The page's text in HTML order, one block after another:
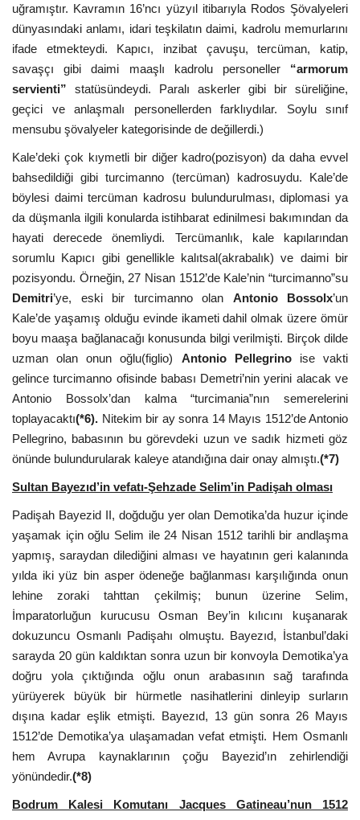
uğramıştır. Kavramın 16’ncı yüzyıl itibarıyla Rodos Şövalyeleri
dünyasındaki anlamı, idari teşkilatın daimi, kadrolu memurlarını
ifade etmekteydi. Kapıcı, inzibat çavuşu, tercüman, katip,
savaşçı gibi daimi maaşlı kadrolu personeller “armorum
servienti” statüsündeydi. Paralı askerler gibi bir süreliğine,
geçici ve anlaşmalı personellerden farklıydılar. Soylu sınıf
mensubu şövalyeler kategorisinde de değillerdi.)
Kale’deki çok kıymetli bir diğer kadro(pozisyon) da daha evvel
bahsedildiği gibi turcimanno (tercüman) kadrosuydu. Kale’de
böylesi daimi tercüman kadrosu bulundurulması, diplomasi ya
da düşmanla ilgili konularda istihbarat edinilmesi bakımından da
hayati derecede önemliydi. Tercümanlık, kale kapılarından
sorumlu Kapıcı gibi genellikle kalıtsal(akrabalık) ve daimi bir
pozisyondu. Örneğin, 27 Nisan 1512’de Kale’nin “turcimanno”su
Demitri’ye, eski bir turcimanno olan Antonio Bossolx’un
Kale’de yaşamış olduğu evinde ikameti dahil olmak üzere ömür
boyu maaşa bağlanacağı konusunda bilgi verilmişti. Birçok dilde
uzman olan onun oğlu(figlio) Antonio Pellegrino ise vakti
gelince turcimanno ofisinde babası Demetri’nin yerini alacak ve
Antonio Bossolx’dan kalma “turcimania”nın semerelerini
toplayacaktı(*6). Nitekim bir ay sonra 14 Mayıs 1512’de Antonio
Pellegrino, babasının bu görevdeki uzun ve sadık hizmeti göz
önünde bulundurularak kaleye atandığına dair onay almıştı.(*7)
Sultan Bayezıd’in vefatı-Şehzade Selim’in Padişah olması
Padişah Bayezid II, doğduğu yer olan Demotika’da huzur içinde
yaşamak için oğlu Selim ile 24 Nisan 1512 tarihli bir andlaşma
yapmış, saraydan dilediğini alması ve hayatının geri kalanında
yılda iki yüz bin asper ödeneğe bağlanması karşılığında onun
lehine zoraki tahttan çekilmiş; bunun üzerine Selim,
İmparatorluğun kurucusu Osman Bey’in kılıcını kuşanarak
dokuzuncu Osmanlı Padişahı olmuştu. Bayezıd, İstanbul’daki
sarayda 20 gün kaldıktan sonra uzun bir konvoyla Demotika’ya
doğru yola çıktığında oğlu onun arabasının sağ tarafında
yürüyerek büyük bir hürmetle nasihatlerini dinleyip surların
dışına kadar eşlik etmişti. Bayezıd, 13 gün sonra 26 Mayıs
1512’de Demotika’ya ulaşamadan vefat etmişti. Hem Osmanlı
hem Avrupa kaynaklarının çoğu Bayezid’ın zehirlendiği
yönündedir.(*8)
Bodrum Kalesi Komutanı Jacques Gatineau’nun 1512